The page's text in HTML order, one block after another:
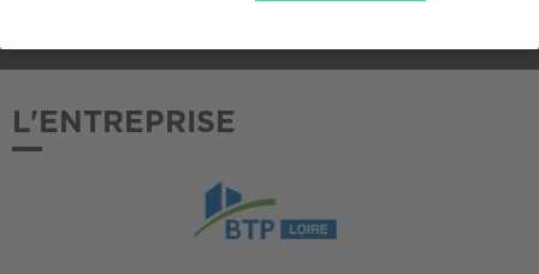
L'ENTREPRISE